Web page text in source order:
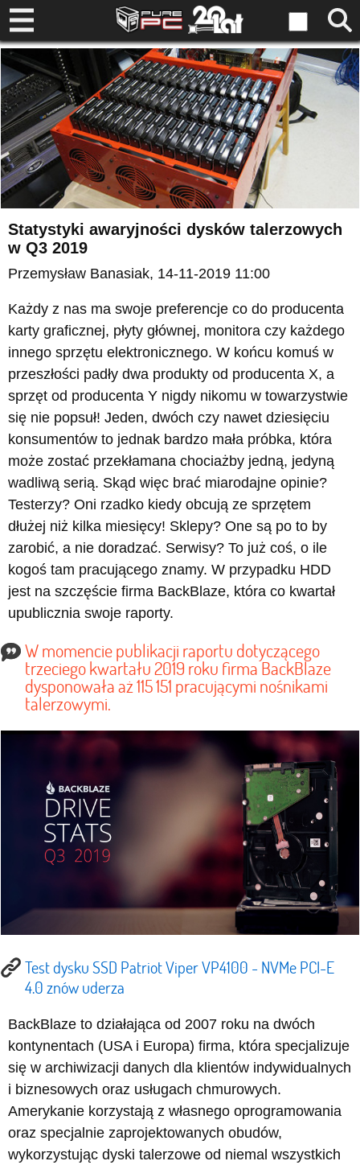
Statystyki awaryjności dysków talerzowych
w Q3 2019
Przemysław Banasiak, 14-11-2019 11:00
Każdy z nas ma swoje preferencje co do producenta
karty graficznej, płyty głównej, monitora czy każdego
innego sprzętu elektronicznego. W końcu komuś w
przeszłości padły dwa produkty od producenta X, a
sprzęt od producenta Y nigdy nikomu w towarzystwie
się nie popsuł! Jeden, dwóch czy nawet dziesięciu
konsumentów to jednak bardzo mała próbka, która
może zostać przekłamana chociażby jedną, jedyną
wadliwą serią. Skąd więc brać miarodajne opinie?
Testerzy? Oni rzadko kiedy obcują ze sprzętem
dłużej niż kilka miesięcy! Sklepy? One są po to by
zarobić, a nie doradzać. Serwisy? To już coś, o ile
kogoś tam pracującego znamy. W przypadku HDD
jest na szczęście firma BackBlaze, która co kwartał
upublicznia swoje raporty.
W momencie publikacji raportu dotyczącego
trzeciego kwartału 2019 roku firma BackBlaze
dysponowała aż 115 151 pracującymi nośnikami
talerzowymi.
Test dysku SSD Patriot Viper VP4100 - NVMe PCI-E
4.0 znów uderza
BackBlaze to działająca od 2007 roku na dwóch
kontynentach (USA i Europa) firma, która specjalizuje
się w archiwizacji danych dla klientów indywidualnych
i biznesowych oraz usługach chmurowych.
Amerykanie korzystają z własnego oprogramowania
oraz specjalnie zaprojektowanych obudów,
wykorzystując dyski talerzowe od niemal wszystkich